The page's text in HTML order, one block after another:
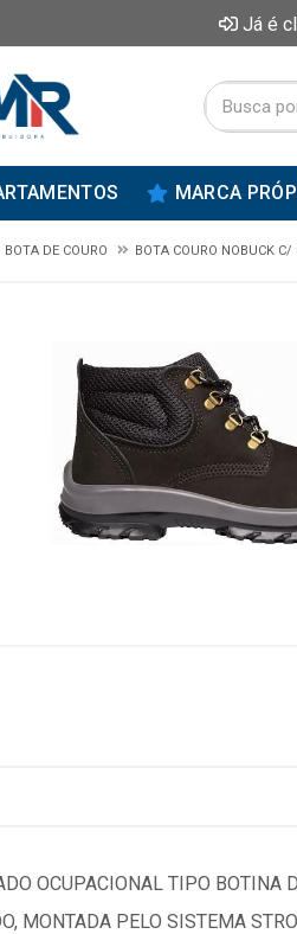
Já é
MARCA
BOTA DE COURO BOTA COURO NOBUCK C/
OCUPACIONAL TIPO BOTINA
MONTADA PELO SISTEMA